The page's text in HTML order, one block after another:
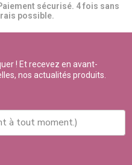
sécurisé. 4 fois sans
possible.
! Et recevez en avant-
nos actualités produits.